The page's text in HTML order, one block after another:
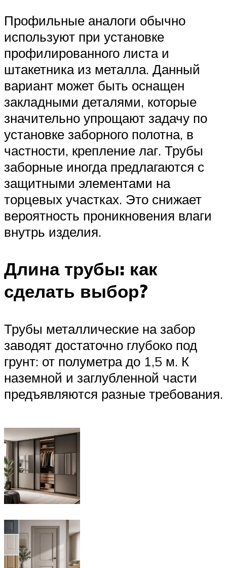
Профильные аналоги обычно
используют при установке
профилированного листа и
штакетника из металла. Данный
вариант может быть оснащен
закладными деталями, которые
значительно упрощают задачу по
установке заборного полотна, в
частности, крепление лаг. Трубы
заборные иногда предлагаются с
защитными элементами на
торцевых участках. Это снижает
вероятность проникновения влаги
внутрь изделия.
Длина трубы: как
сделать выбор?
Трубы металлические на забор
заводят достаточно глубоко под
грунт: от полуметра до 1,5 м. К
наземной и заглубленной части
предъявляются разные требования.